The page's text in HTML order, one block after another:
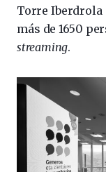
Torre Iberdrola
más de 1650
streaming.